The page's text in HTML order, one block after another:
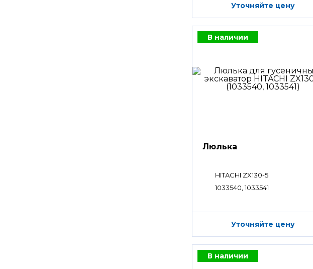
Уточняйте цену
В наличии
Люлька
HITACHI ZX130-5
1033540, 1033541
Уточняйте цену
В наличии